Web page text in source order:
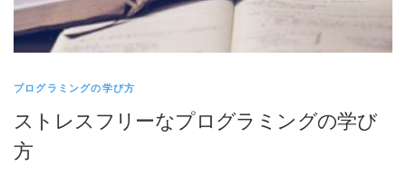
プログラミングの学び方
ストレスフリーなプログラミングの学び
方